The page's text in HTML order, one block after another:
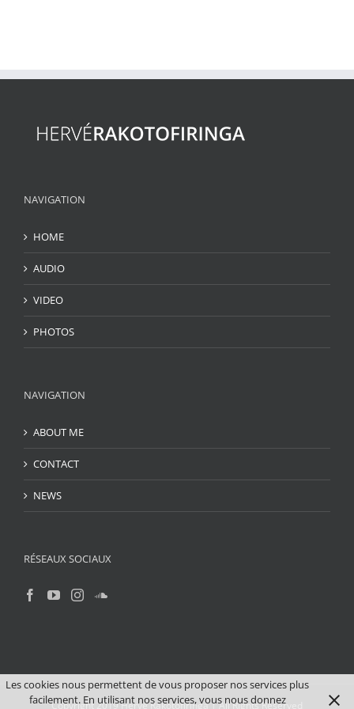
NAVIGATION
HOME
AUDIO
VIDEO
PHOTOS
NAVIGATION
ABOUT ME
CONTACT
NEWS
RÉSEAUX SOCIAUX
Copyright 2019 Hervé Rakotofiringa | All Rights Reserved
Les cookies nous permettent de vous proposer nos services plus
facilement. En utilisant nos services, vous nous donnez